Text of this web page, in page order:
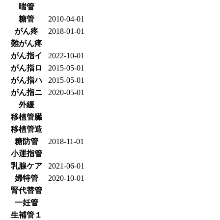
喘管
糖管
2010-04-01
がん疼
2018-01-01
難がん疼
がん指イ
2022-10-01
がん指ロ
2015-05-01
がん指ハ
2015-05-01
がん指ニ
2020-05-01
外緩
移植管臓
移植管造
糖防管
2018-11-01
小運指管
乳腺ケア
2021-06-01
婦特管
2020-10-01
腎代替管
一妊管
生補管１